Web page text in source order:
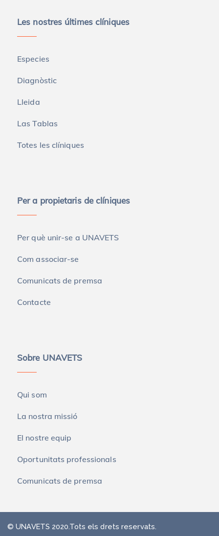
Les nostres últimes clíniques
Especies
Diagnòstic
Lleida
Las Tablas
Totes les clíniques
Per a propietaris de clíniques
Per què unir-se a UNAVETS
Com associar-se
Comunicats de premsa
Contacte
Sobre UNAVETS
Qui som
La nostra missió
El nostre equip
Oportunitats professionals
Comunicats de premsa
© UNAVETS 2020.Tots els drets reservats.